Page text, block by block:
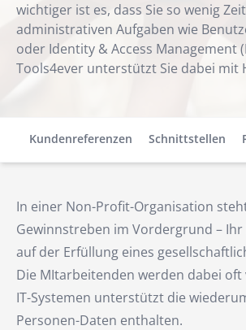
wichtiger ist es, dass Sie so wenig
administrativen Aufgaben wie
oder Identity & Access Management
Tools4ever unterstützt Sie dabei mit
Kundenreferenzen Schnittstellen
In einer Non-Profit-Organisation
Gewinnstreben im Vordergrund – Ihr
auf der Erfüllung eines
Die MItarbeitenden werden dabei oft
IT-Systemen unterstützt die
Personen-Daten enthalten.